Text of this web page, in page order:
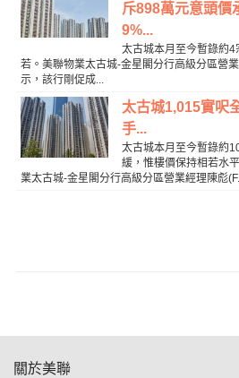
斥898萬元意頭價
9%...
太古城本月至今暫錄約
若。美聯物業太古城-金星閣分行高級分區營
示，該行剛促成...
太古城1,015實呎
手...
太古城本月至今暫錄約
緩，惟樓價保持相若水
業太古城-金星閣分行高級分區營業經理陳彪
關於美聯